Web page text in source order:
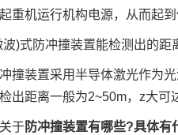
重机运行机构电源，从而起
防冲撞装置能检测出的距
装置采用半导体激光作为光
出距离一般为2~50m，z大可
于防冲撞装置有哪些?具体有